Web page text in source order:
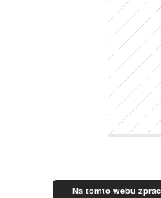
Na tomto webu